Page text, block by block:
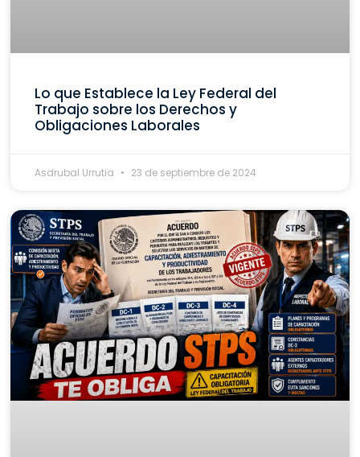
Lo que Establece la Ley Federal del
Trabajo sobre los Derechos y
Obligaciones Laborales
Asdrubal Urrutia 23 de septiembre de 2024